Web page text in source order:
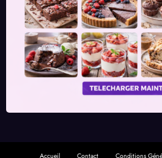
Accueil Contact Conditions